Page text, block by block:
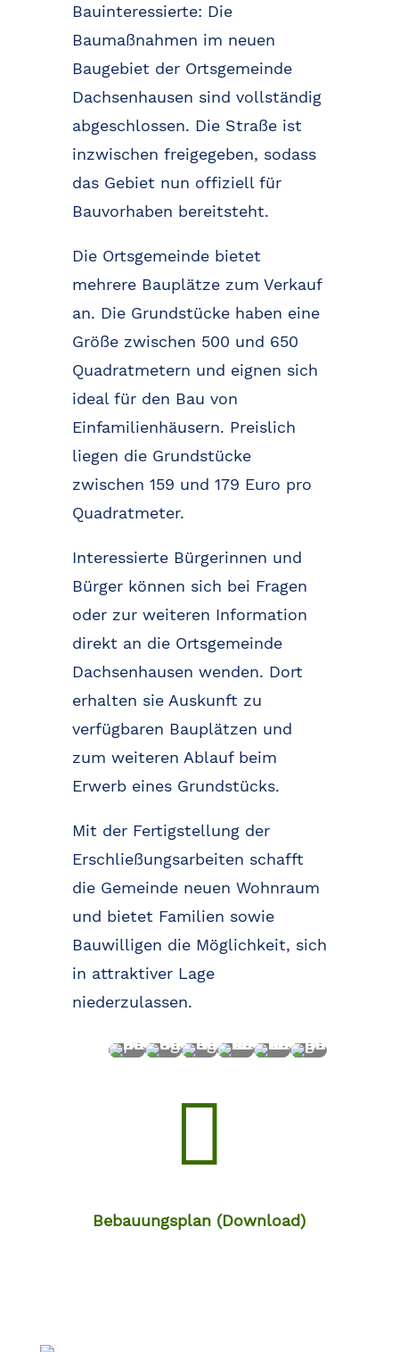
Bauinteressierte: Die
Baumaßnahmen im neuen
Baugebiet der Ortsgemeinde
Dachsenhausen sind vollständig
abgeschlossen. Die Straße ist
inzwischen freigegeben, sodass
das Gebiet nun offiziell für
Bauvorhaben bereitsteht.
Die Ortsgemeinde bietet
mehrere Bauplätze zum Verkauf
an. Die Grundstücke haben eine
Größe zwischen 500 und 650
Quadratmetern und eignen sich
ideal für den Bau von
Einfamilienhäusern. Preislich
liegen die Grundstücke
zwischen 159 und 179 Euro pro
Quadratmeter.
Interessierte Bürgerinnen und
Bürger können sich bei Fragen
oder zur weiteren Information
direkt an die Ortsgemeinde
Dachsenhausen wenden. Dort
erhalten sie Auskunft zu
verfügbaren Bauplätzen und
zum weiteren Ablauf beim
Erwerb eines Grundstücks.
Mit der Fertigstellung der
Erschließungsarbeiten schafft
die Gemeinde neuen Wohnraum
und bietet Familien sowie
Bauwilligen die Möglichkeit, sich
in attraktiver Lage
niederzulassen.

Bebauungsplan (Download)